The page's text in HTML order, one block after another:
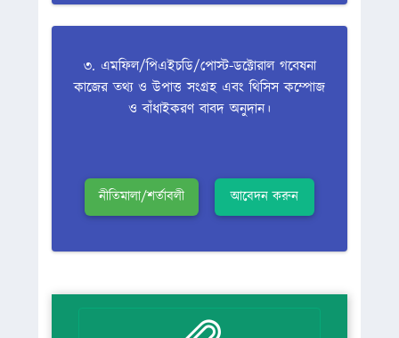
৩. এমফিল/পিএইচডি/পোস্ট-ডক্টোরাল গবেষনা
কাজের তথ্য ও উপাত্ত সংগ্রহ এবং থিসিস কম্পোজ
ও বাঁধাইকরণ বাবদ অনুদান।
নীতিমালা/শর্তাবলী আবেদন করুন